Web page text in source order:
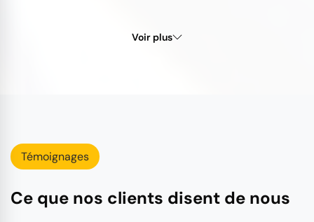
Voir plus
Témoignages
Ce que nos clients disent de nous